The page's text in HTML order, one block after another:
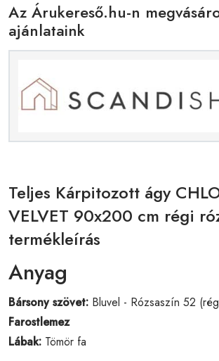
Az Árukereső.hu-n
ajánlataink
Teljes Kárpitozott ágy
VELVET 90x200 cm régi
termékleírás
Anyag
Bársony szövet: Bluvel - Rózsaszín 52
Farostlemez
Lábak: Tömör fa